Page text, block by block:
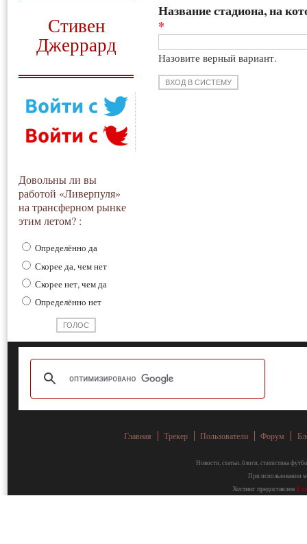
Стивен
Джеррард
Довольны ли вы
работой «Ливерпуля»
на трансферном рынке
этим летом? :
Определённо да
Скорее да, чем нет
Скорее нет, чем да
Определённо нет
Название стадиона, на
*
Назовите верный вариант.
Главная Трекер Пользователи Форум
Новости, статьи, блоги, статистика
При использовании
Хостинг предоставлен